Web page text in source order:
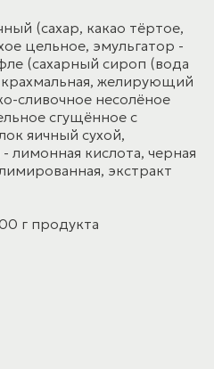
(сахар, какао тёртое,
цельное, эмульгатор -
(сахарный сироп (вода
крахмальная, желирующий
сливочное несолёное
сгущённое с
яичный сухой,
лимонная кислота, черная
экстракт
г продукта